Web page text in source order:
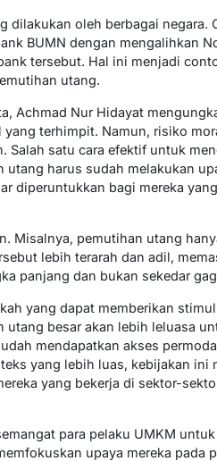
oleh berbagai negara.
BUMN dengan mengalihkan
tersebut. Hal ini menjadi
utang.
Achmad Nur Hidayat
terhimpit. Namun, risiko
satu cara efektif untuk
harus sudah melakukan
diperuntukkan bagi mereka
Misalnya, pemutihan utang
lebih terarah dan adil,
panjang dan bukan sekedar
yang dapat memberikan
utang besar akan lebih leluasa
mendapatkan akses
yang lebih luas, kebijakan ini
yang bekerja di sektor-
para pelaku UMKM
upaya mereka pada